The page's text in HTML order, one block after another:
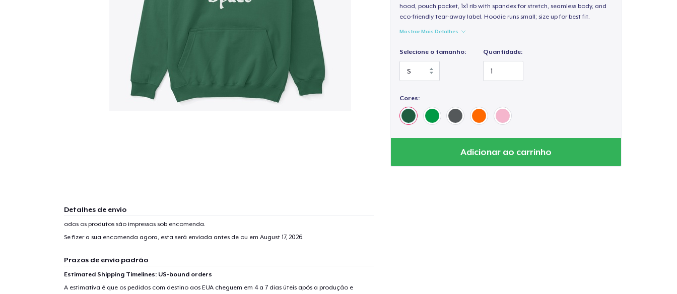
hood, pouch pocket, 1x1 rib with spandex for stretch, seamless body, and
eco-friendly tear-away label. Hoodie runs small; size up for best fit.
Mostrar Mais Detalhes
Selecione o tamanho: Quantidade:
Cores:
Adicionar ao carrinho
Detalhes de envio
odos os produtos são impressos sob encomenda.
Se fizer a sua encomenda agora, esta será enviada antes de ou em August 17, 2026.
Prazos de envio padrão
Estimated Shipping Timelines: US-bound orders
A estimativa é que os pedidos com destino aos EUA cheguem em 4 a 7 dias úteis após a produção e